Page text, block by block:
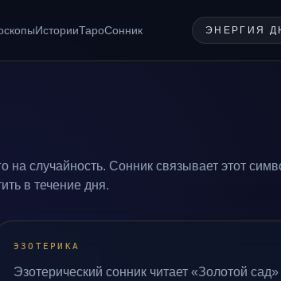
ИсторииТароСонник ЭНЕРГИЯ
случайность. Сонник связывает этот
в течение дня.
ЭЗОТЕРИКА
Эзотерический сонник читает «Золотой